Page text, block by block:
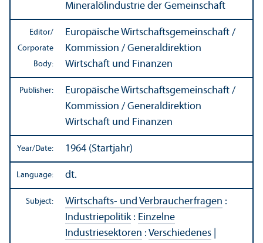
Mineralölindustrie der Gemeinschaft
Editor/
Corporate
Body:
Europäische Wirtschaftsgemeinschaft /
Kommission / Generaldirektion
Wirtschaft und Finanzen
Publisher:
Europäische Wirtschaftsgemeinschaft /
Kommission / Generaldirektion
Wirtschaft und Finanzen
Year/Date: 1964 (Startjahr)
Language: dt.
Subject: Wirtschafts- und Verbraucherfragen :
Industriepolitik: Einzelne
Industriesektoren : Verschiedenes